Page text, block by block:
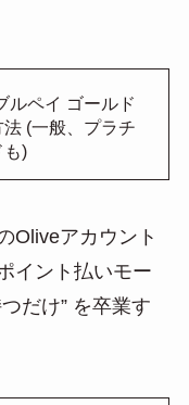
ルペイ ゴールド
(一般、プラチ
も)
Oliveアカウント
イント払いモー
だけ” を卒業す